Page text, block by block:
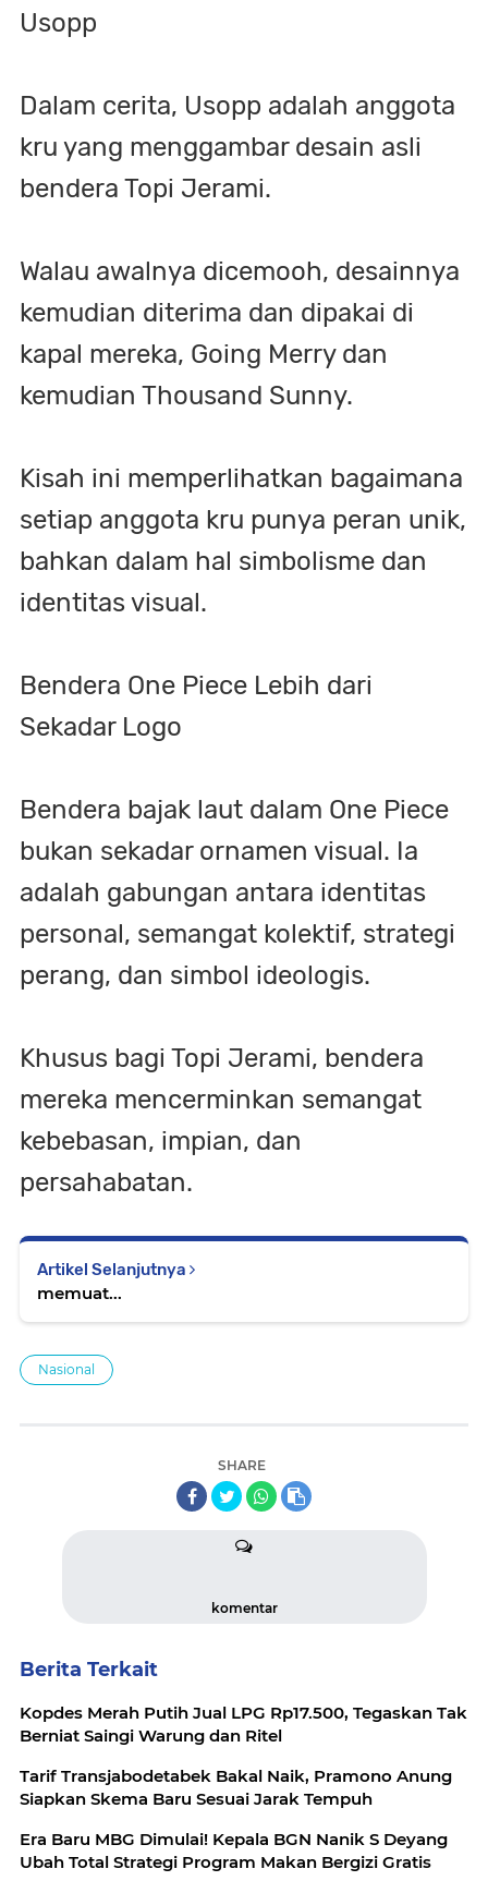
Usopp
Dalam cerita, Usopp adalah anggota
kru yang menggambar desain asli
bendera Topi Jerami.
Walau awalnya dicemooh, desainnya
kemudian diterima dan dipakai di
kapal mereka, Going Merry dan
kemudian Thousand Sunny.
Kisah ini memperlihatkan bagaimana
setiap anggota kru punya peran unik,
bahkan dalam hal simbolisme dan
identitas visual.
Bendera One Piece Lebih dari
Sekadar Logo
Bendera bajak laut dalam One Piece
bukan sekadar ornamen visual. Ia
adalah gabungan antara identitas
personal, semangat kolektif, strategi
perang, dan simbol ideologis.
Khusus bagi Topi Jerami, bendera
mereka mencerminkan semangat
kebebasan, impian, dan
persahabatan.
Artikel Selanjutnya
memuat...
Nasional
SHARE
komentar
Berita Terkait
Kopdes Merah Putih Jual LPG Rp17.500, Tegaskan Tak
Berniat Saingi Warung dan Ritel
Tarif Transjabodetabek Bakal Naik, Pramono Anung
Siapkan Skema Baru Sesuai Jarak Tempuh
Era Baru MBG Dimulai! Kepala BGN Nanik S Deyang
Ubah Total Strategi Program Makan Bergizi Gratis